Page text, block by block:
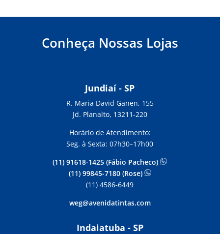
Conheça Nossas Lojas
Jundiaí - SP
R. Maria David Ganen, 155
Jd. Planalto, 13211-220
Horário de Atendimento:
Seg. à Sexta: 07h30–17h00
(11) 91618-1425 (Fábio Pacheco)
(11) 99845-7180 (Rose)
(11) 4586-6449
weg@avenidatintas.com
Indaiatuba - SP